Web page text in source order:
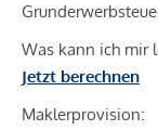
Was kann ich mir
Jetzt berechnen
Maklerprovision: